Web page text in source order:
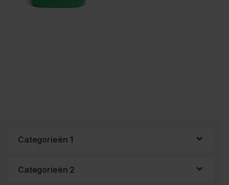
Categorieën 1
Categorieën 2